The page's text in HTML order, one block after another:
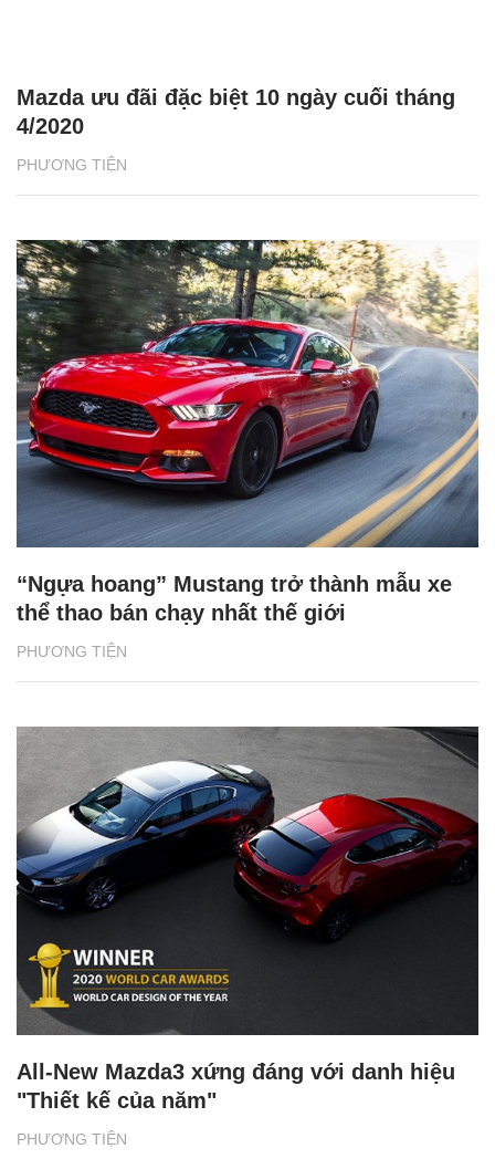
PHƯƠNG TIỆN
Mazda ưu đãi đặc biệt 10 ngày cuối tháng
4/2020
PHƯƠNG TIỆN
“Ngựa hoang” Mustang trở thành mẫu xe
thể thao bán chạy nhất thế giới
PHƯƠNG TIỆN
All-New Mazda3 xứng đáng với danh hiệu
"Thiết kế của năm"